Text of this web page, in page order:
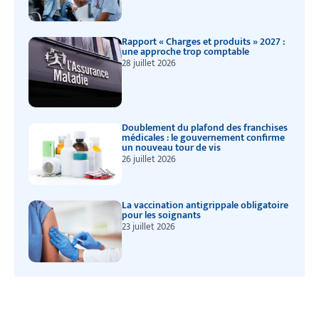
Rapport « Charges et produits » 2027 :
une approche trop comptable
28 juillet 2026
Doublement du plafond des franchises
médicales : le gouvernement confirme
un nouveau tour de vis
26 juillet 2026
La vaccination antigrippale obligatoire
pour les soignants
23 juillet 2026